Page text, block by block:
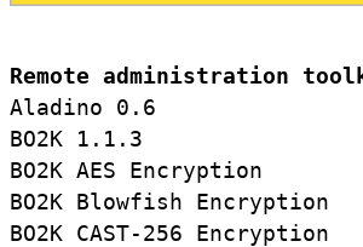
Remote administration
Aladino 0.6
BO2K 1.1.3
BO2K AES Encryption
BO2K Blowfish Encryption
BO2K CAST-256 Encryption